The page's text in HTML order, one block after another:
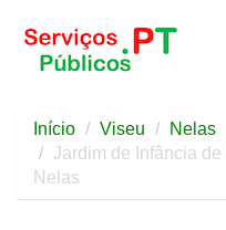
Início Viseu
Nelas
Jardim de Infância
Nelas